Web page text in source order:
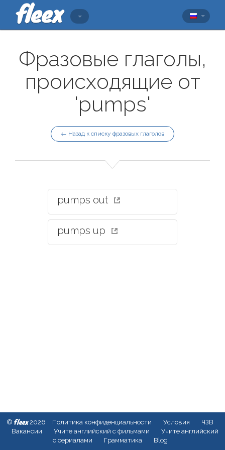
Фразовые глаголы,
происходящие от
'pumps'
← Назад к списку фразовых глаголов
pumps out
pumps up
© fleex2026 Политика конфиденциальности Условия
ЧЗВ
Вакансии
Учите английский с фильмами
Учите английский
с сериалами
Грамматика Blog